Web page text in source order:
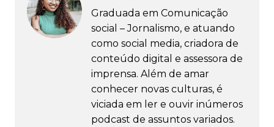
Graduada em Comunicação
social – Jornalismo, e atuando
como social media, criadora de
conteúdo digital e assessora de
imprensa. Além de amar
conhecer novas culturas, é
viciada em ler e ouvir inúmeros
podcast de assuntos variados.